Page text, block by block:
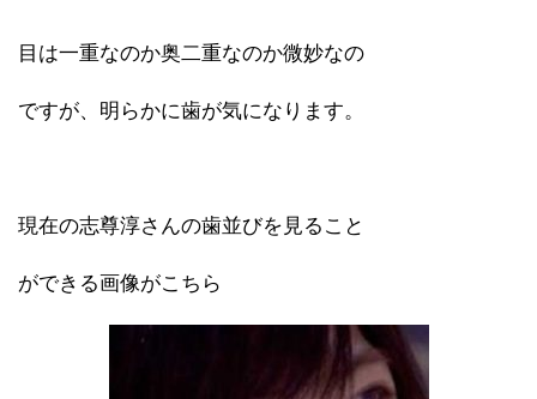
目は一重なのか奥二重なのか微妙なの
ですが、明らかに歯が気になります。
現在の志尊淳さんの歯並びを見ること
ができる画像がこちら